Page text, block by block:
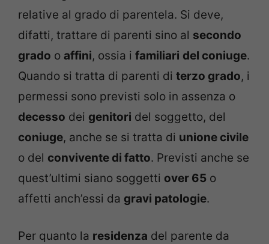
relative al grado di parentela. Si deve,
difatti, trattare di parenti sino al secondo
grado o affini, ossia i familiari del coniuge.
Quando si tratta di parenti di terzo grado, i
permessi sono previsti solo in assenza o
decesso dei genitori del soggetto, del
coniuge, anche se si tratta di unione civile
o del convivente di fatto. Previsti anche se
quest’ultimi siano soggetti over 65 o
affetti anch’essi da gravi patologie.
Per quanto la residenza del parente da